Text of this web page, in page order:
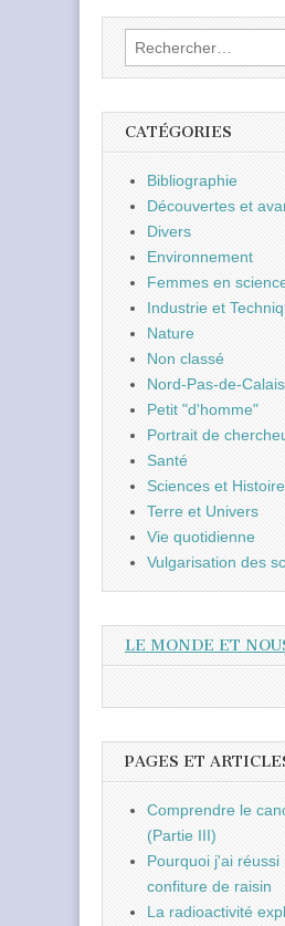
Rechercher :
CATÉGORIES
Bibliographie
Découvertes et
Divers
Environnement
Femmes en
Industrie et
Nature
Non classé
Nord-Pas-de-Calais
Petit "d'homme"
Portrait de
Santé
Sciences et Histoire
Terre et Univers
Vie quotidienne
Vulgarisation des
LE MONDE ET
PAGES ET
Comprendre le
(Partie III)
Pourquoi j'ai réussi
confiture de raisin
La radioactivité